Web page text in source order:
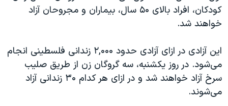
کودکان، افراد بالای ۵۰ سال، بیماران و مجروحان آزاد
خواهند شد.
این آزادی در ازای آزادی حدود ۲,۰۰۰ زندانی فلسطینی انجام
می‌شود. در روز یکشنبه، سه گروگان زن از طریق صلیب
سرخ آزاد خواهند شد و در ازای هر کدام ۳۰ زندانی آزاد
می‌شوند.